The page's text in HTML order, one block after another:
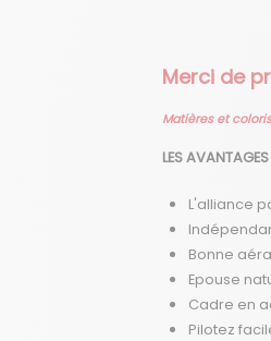
Merci de
Matières et
LES AVANTAGES
L'alliance
Bonne
Epouse
Cadre en
Pilotez